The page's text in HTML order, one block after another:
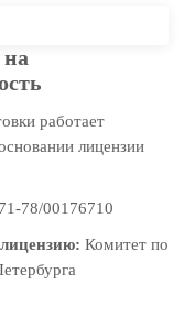
на
работает
лицензии
78/00176710
Комитет по